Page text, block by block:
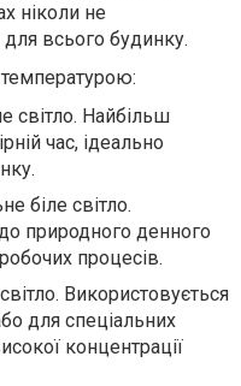
ніколи не
всього будинку.
температурою:
світло. Найбільш
час, ідеально
біле світло.
природного денного
процесів.
Використовується
для спеціальних
концентрації